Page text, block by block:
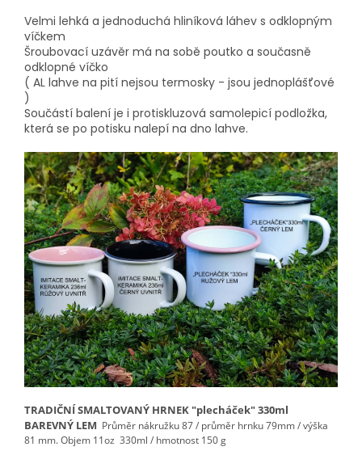
Velmi lehká a jednoduchá hliníková láhev s odklopným
víčkem
Šroubovací uzávěr má na sobě poutko a současně
odklopné víčko
( AL lahve na pití nejsou termosky - jsou jednoplášťové
)
Součástí balení je i protiskluzová samolepicí podložka,
která se po potisku nalepí na dno lahve.
TRADIČNÍ SMALTOVANÝ HRNEK "plecháček" 330ml
BAREVNÝ LEM Průměr nákružku 87 / průměr hrnku 79mm / výška
81 mm.Objem 11oz 330ml / hmotnost 150 g